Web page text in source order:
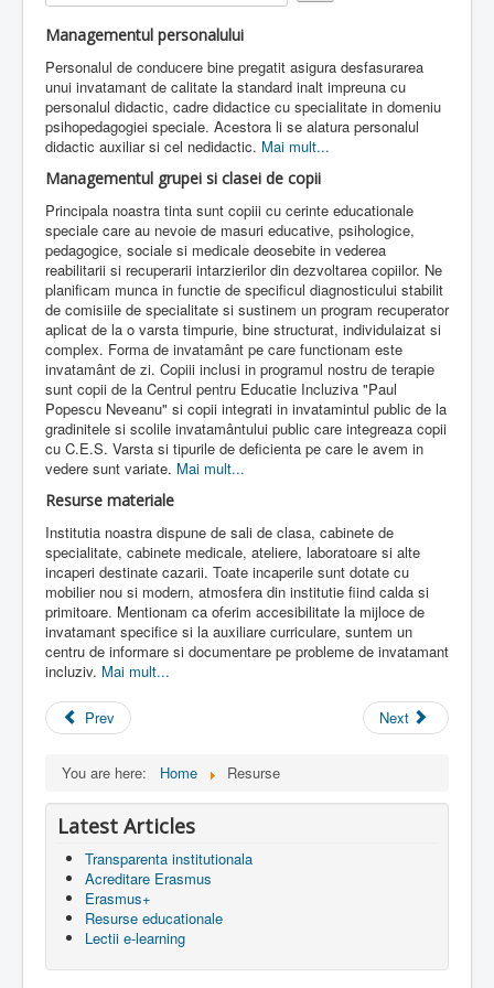
Contact
Lectii e-learning
Resurse-educationale
e
r
R
a
t
i
n
g
2
/
5
Rate
Managementul personalului
Personalul de conducere bine pregatit asigura desfasurarea
unui invatamant de calitate la standard inalt impreuna cu
personalul didactic, cadre didactice cu specialitate in domeniu
psihopedagogiei speciale. Acestora li se alatura personalul
didactic auxiliar si cel nedidactic. Mai mult...
Managementul grupei si clasei de copii
Principala noastra tinta sunt copiii cu cerinte educationale
speciale care au nevoie de masuri educative, psihologice,
pedagogice, sociale si medicale deosebite in vederea
reabilitarii si recuperarii intarzierilor din dezvoltarea copiilor. Ne
planificam munca in functie de specificul diagnosticului stabilit
de comisiile de specialitate si sustinem un program recuperator
aplicat de la o varsta timpurie, bine structurat, individulaizat si
complex. Forma de invatamânt pe care functionam este
invatamânt de zi. Copiii inclusi in programul nostru de terapie
sunt copii de la Centrul pentru Educatie Incluziva "Paul
Popescu Neveanu" si copii integrati in invatamintul public de la
gradinitele si scolile invatamântului public care integreaza copii
cu C.E.S. Varsta si tipurile de deficienta pe care le avem in
vedere sunt variate. Mai mult...
Resurse materiale
Institutia noastra dispune de sali de clasa, cabinete de
specialitate, cabinete medicale, ateliere, laboratoare si alte
incaperi destinate cazarii. Toate incaperile sunt dotate cu
mobilier nou si modern, atmosfera din institutie fiind calda si
primitoare. Mentionam ca oferim accesibilitate la mijloce de
invatamant specifice si la auxiliare curriculare, suntem un
centru de informare si documentare pe probleme de invatamant
incluziv. Mai mult...
Prev Next
You are here: Home Resurse
Latest Articles
Transparenta institutionala
Acreditare Erasmus
Erasmus+
Resurse educationale
Lectii e-learning